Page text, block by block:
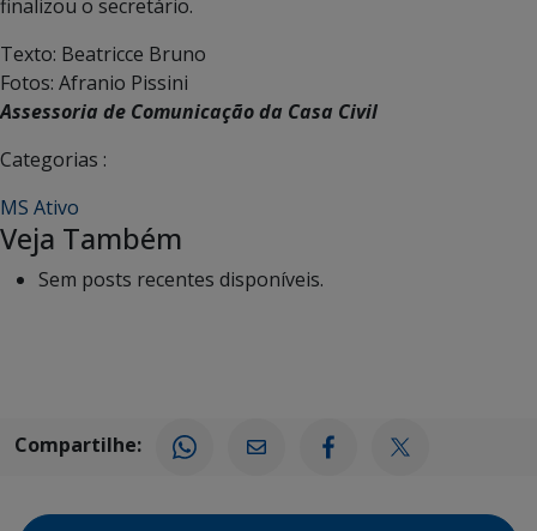
finalizou o secretário.
Texto: Beatricce Bruno
Fotos: Afranio Pissini
Assessoria de Comunicação da Casa Civil
Categorias :
MS Ativo
Veja Também
Sem posts recentes disponíveis.
Compartilhe: